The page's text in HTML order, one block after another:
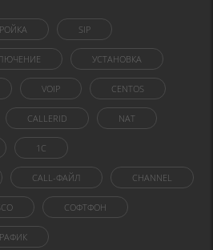
SIP
УСТАНОВКА
VOIP CENTOS
CALLERID NAT
1C
CALL-ФАЙЛ CHANNEL
СОФТФОН